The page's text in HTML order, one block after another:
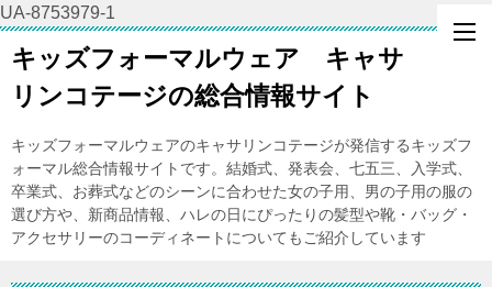
UA-8753979-1
キッズフォーマルウェア キャサ
リンコテージの総合情報サイト
キッズフォーマルウェアのキャサリンコテージが発信するキッズフ
ォーマル総合情報サイトです。結婚式、発表会、七五三、入学式、
卒業式、お葬式などのシーンに合わせた女の子用、男の子用の服の
選び方や、新商品情報、ハレの日にぴったりの髪型や靴・バッグ・
アクセサリーのコーディネートについてもご紹介しています